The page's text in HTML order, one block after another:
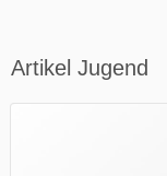
Artikel Jugend